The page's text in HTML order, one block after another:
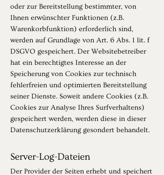
oder zur Bereitstellung bestimmter, von
Ihnen erwünschter Funktionen (z.B.
Warenkorbfunktion) erforderlich sind,
werden auf Grundlage von Art. 6 Abs. 1 lit. f
DSGVO gespeichert. Der Websitebetreiber
hat ein berechtigtes Interesse an der
Speicherung von Cookies zur technisch
fehlerfreien und optimierten Bereitstellung
seiner Dienste. Soweit andere Cookies (z.B.
Cookies zur Analyse Ihres Surfverhaltens)
gespeichert werden, werden diese in dieser
Datenschutzerklärung gesondert behandelt.
Server-Log-Dateien
Der Provider der Seiten erhebt und speichert